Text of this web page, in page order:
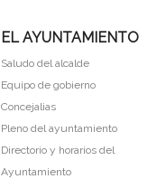
EL AYUNTAMIENTO
Saludo del alcalde
Equipo de gobierno
Concejalias
Pleno del ayuntamiento
Directorio y horarios del
Ayuntamiento